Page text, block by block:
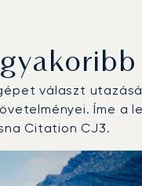
választ
Íme a
Citation CJ3.
: A 3 legtöbbet
típus
(csomó)